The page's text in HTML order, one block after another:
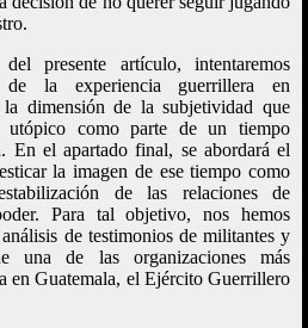
presente artículo, intentaremos
de la experiencia guerrillera en
dimensión de la subjetividad que
utópico como parte de un tiempo
En el apartado final, se abordará el
la imagen de ese tiempo como
de las relaciones de
Para tal objetivo, nos hemos
de testimonios de militantes y
una de las organizaciones más
en Guatemala, el Ejército Guerrillero